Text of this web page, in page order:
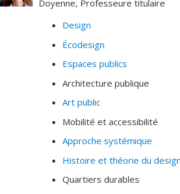
Doyenne, Professeure titulaire
Design
Écodesign
Espaces publics
Architecture publique
Art public
Mobilité et accessibilité
Approche systémique
Histoire et théorie du design
Quartiers durables